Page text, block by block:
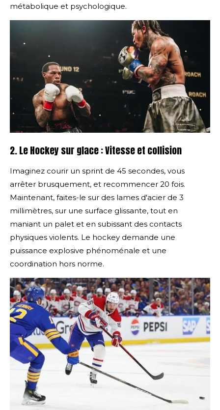
métabolique et psychologique.
2. Le Hockey sur glace : Vitesse et collision
Imaginez courir un sprint de 45 secondes, vous
arrêter brusquement, et recommencer 20 fois.
Maintenant, faites-le sur des lames d'acier de 3
millimètres, sur une surface glissante, tout en
maniant un palet et en subissant des contacts
physiques violents. Le hockey demande une
puissance explosive phénoménale et une
coordination hors norme.